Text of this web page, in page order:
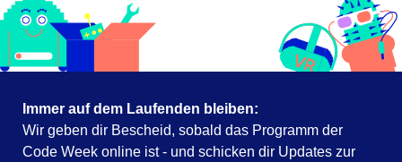
Immer auf dem Laufenden bleiben:
Wir geben dir Bescheid, sobald das Programm der
Code Week online ist - und schicken dir Updates zur